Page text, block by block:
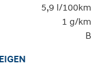
5,9 l/100km
1 g/km
B